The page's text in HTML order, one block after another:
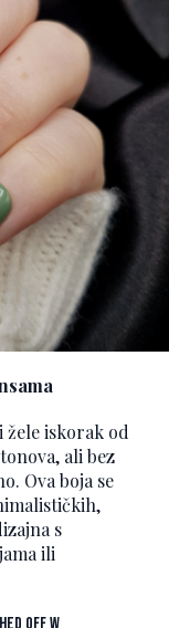
žele iskorak od
ali bez
Ova boja se
s
ili